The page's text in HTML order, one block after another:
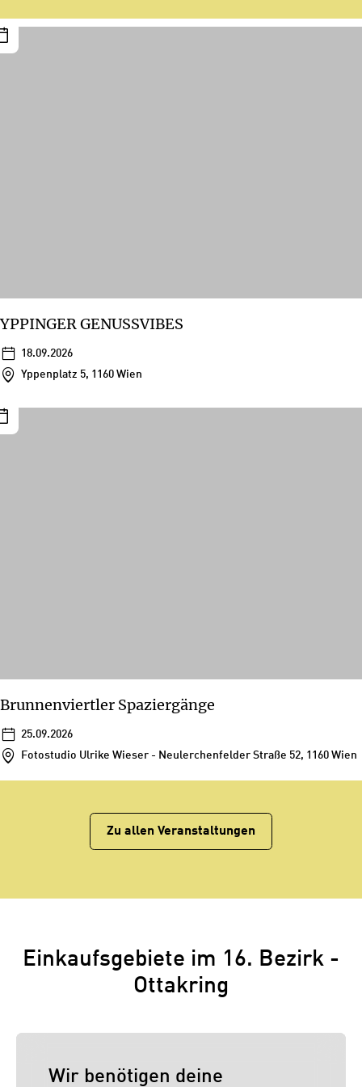
YPPINGER GENUSSVIBES
18.09.2026
Yppenplatz 5, 1160 Wien
Brunnenviertler Spaziergänge
25.09.2026
Fotostudio Ulrike Wieser - Neulerchenfelder Straße 52, 1160 Wien
Zu allen Veranstaltungen
Einkaufsgebiete im 16. Bezirk -
Ottakring
Wir benötigen deine